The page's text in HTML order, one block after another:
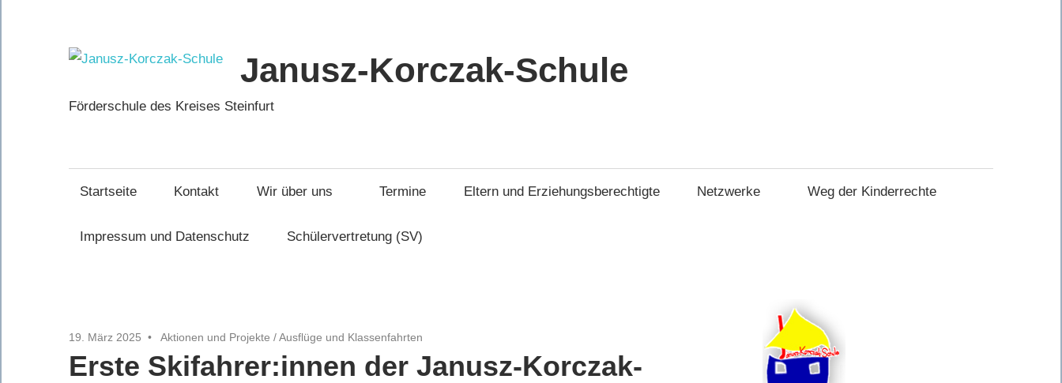
springen
Janusz-Korczak-Schule
Förderschule des Kreises Steinfurt
Startseite Kontakt Wir über uns Termine Eltern und Erziehungsberechtigte Netzwerke Weg der Kinderrechte
Impressum und Datenschutz Schülervertretung (SV)
19. März 2025 Aktionen und Projekte /Ausflüge und Klassenfahrten
Erste Skifahrer:innen der Janusz-Korczak-